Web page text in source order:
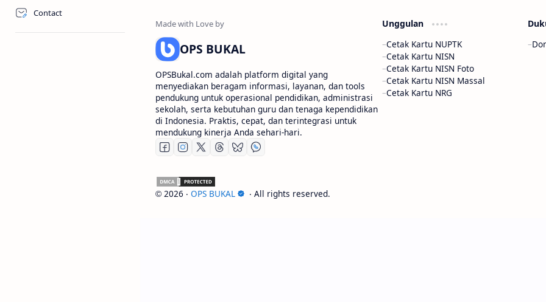
Contact
OPS BUKAL
OPSBukal.com adalah platform digital yang
menyediakan beragam informasi, layanan, dan tools
pendukung untuk operasional pendidikan, administrasi
sekolah, serta kebutuhan guru dan tenaga kependidikan
di Indonesia. Praktis, cepat, dan terintegrasi untuk
mendukung kinerja Anda sehari-hari.
Unggulan
Cetak Kartu NUPTK
Cetak Kartu NISN
Cetak Kartu NISN Foto
Cetak Kartu NISN Massal
Cetak Kartu NRG
© 2026 ‧ OPS BUKAL ‧ All rights reserved.